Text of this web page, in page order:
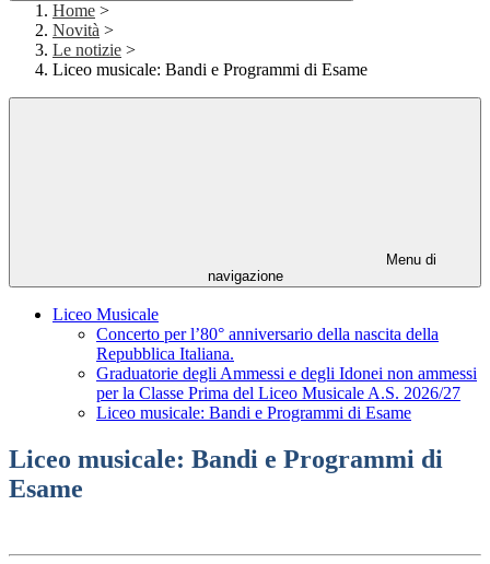
Home >
Novità >
Le notizie >
Liceo musicale: Bandi e Programmi di Esame
Menu di
navigazione
Liceo Musicale
Concerto per l’80° anniversario della nascita della
Repubblica Italiana.
Graduatorie degli Ammessi e degli Idonei non ammessi
per la Classe Prima del Liceo Musicale A.S. 2026/27
Liceo musicale: Bandi e Programmi di Esame
Liceo musicale: Bandi e Programmi di
Esame